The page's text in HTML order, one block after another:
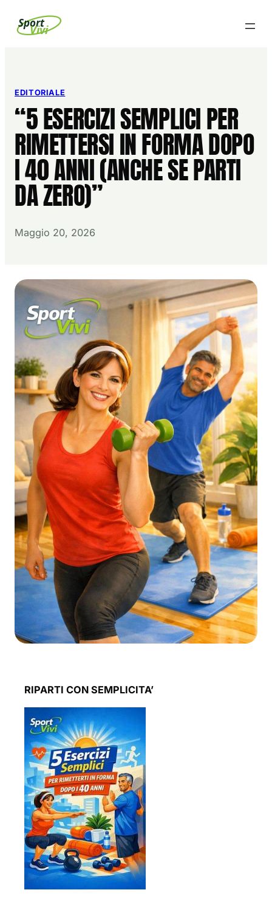
Sport
Vivi
EDITORIALE
“5 ESERCIZI SEMPLICI PER
RIMETTERSI IN FORMA DOPO
I 40 ANNI (ANCHE SE PARTI
DA ZERO)”
Maggio 20, 2026
RIPARTI CON SEMPLICITA’